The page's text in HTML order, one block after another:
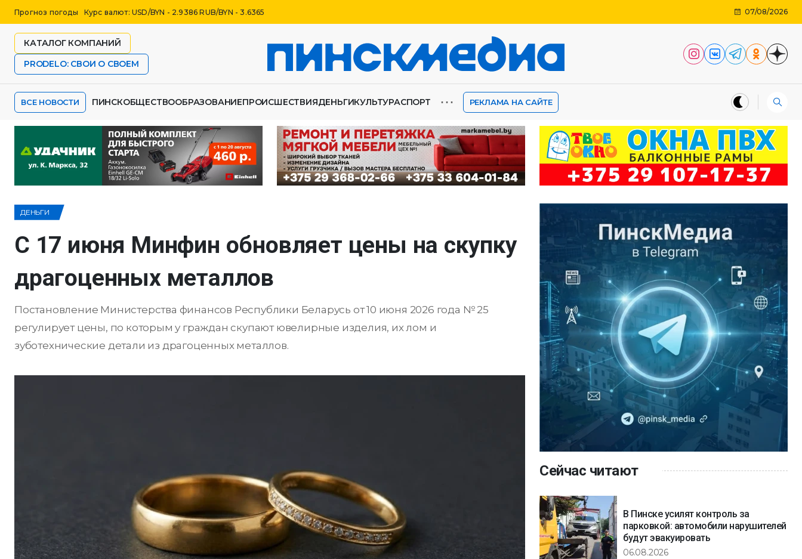
Прогноз погоды Курс валют: USD/BYN - 2.9386 RUB/BYN - 3.6365 07/08/2026
КАТАЛОГ КОМПАНИЙ
PRODELO: СВОИ О СВОЕМ
ВСЕ НОВОСТИ ПИНСКОБЩЕСТВООБРАЗОВАНИЕПРОИСШЕСТВИЯДЕНЬГИКУЛЬТУРАСПОРТ ⋯ РЕКЛАМА НА САЙТЕ
ДЕНЬГИ
С 17 июня Минфин обновляет цены на скупку
драгоценных металлов
Постановление Министерства финансов Республики Беларусь от 10 июня 2026 года № 25
регулирует цены, по которым у граждан скупают ювелирные изделия, их лом и
зуботехнические детали из драгоценных металлов.
Сейчас читают
В Пинске усилят контроль за
парковкой: автомобили нарушителей
будут эвакуировать
06.08.2026